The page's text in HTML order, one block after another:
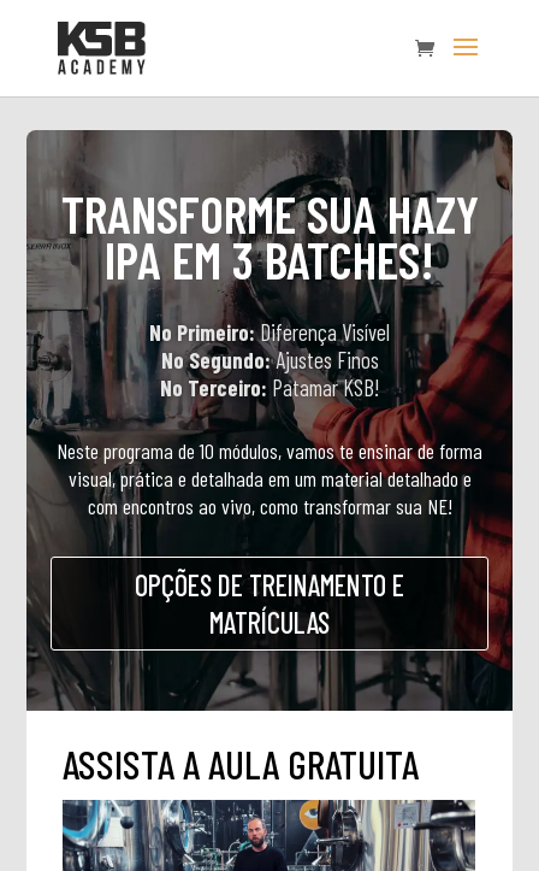
TRANSFORME SUA HAZY
IPA EM 3 BATCHES!
No Primeiro:Diferença Visível
No Segundo:Ajustes Finos
No Terceiro: Patamar KSB!
Neste programa de 10 módulos, vamos te ensinar de forma
visual, prática e detalhada em um material detalhado e
com encontros ao vivo, como transformar sua NE!
OPÇÕES DE TREINAMENTO E
MATRÍCULAS
ASSISTA A AULA GRATUITA